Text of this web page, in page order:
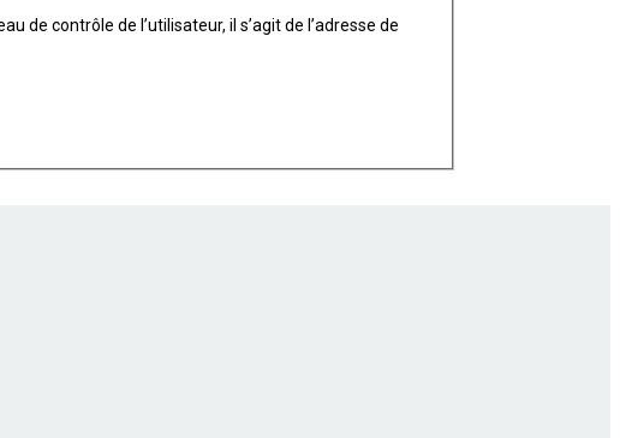
de contrôle de l’utilisateur, il s’agit de l’adresse de